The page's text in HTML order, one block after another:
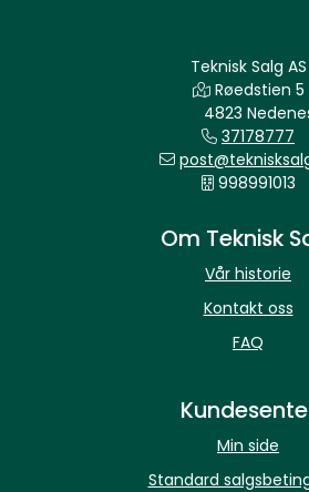
Teknisk Salg AS
Røedstien 5
4823
37178777
998991013
Om Teknisk
Vår historie
Kontakt oss
FAQ
Min side
Standard